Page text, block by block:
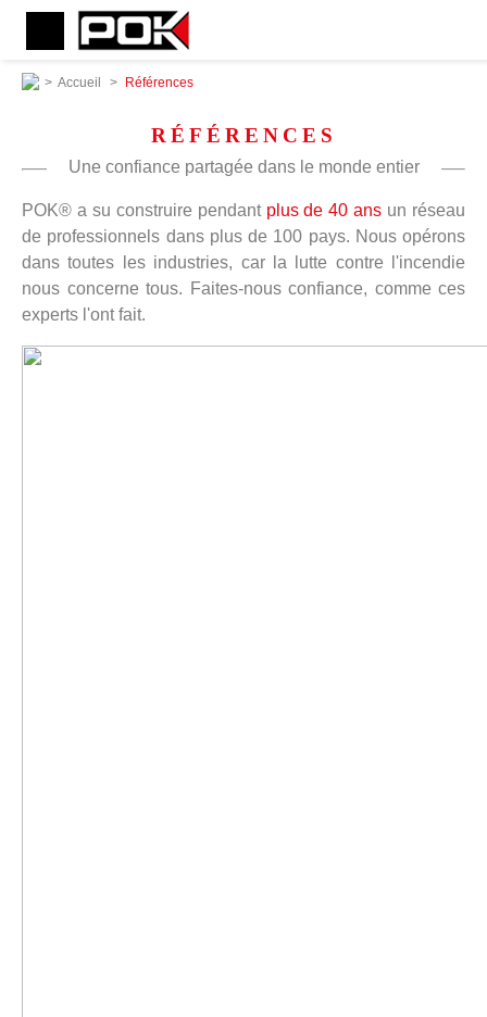
> Accueil > Références
RÉFÉRENCES
Une confiance partagée dans le monde entier
POK® a su construire pendant plus de 40 ans un réseau
de professionnels dans plus de 100 pays. Nous opérons
dans toutes les industries, car la lutte contre l'incendie
nous concerne tous. Faites-nous confiance, comme ces
experts l'ont fait.